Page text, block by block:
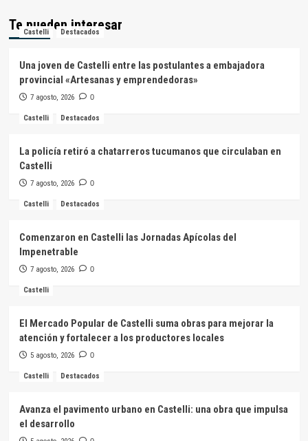
Te pueden interesar
Castelli Destacados
Una joven de Castelli entre las postulantes a embajadora
provincial «Artesanas y emprendedoras»
7 agosto, 2026 0
Castelli Destacados
La policía retiró a chatarreros tucumanos que circulaban en
Castelli
7 agosto, 2026 0
Castelli Destacados
Comenzaron en Castelli las Jornadas Apícolas del
Impenetrable
7 agosto, 2026 0
Castelli
El Mercado Popular de Castelli suma obras para mejorar la
atención y fortalecer a los productores locales
5 agosto, 2026 0
Castelli Destacados
Avanza el pavimento urbano en Castelli: una obra que impulsa
el desarrollo